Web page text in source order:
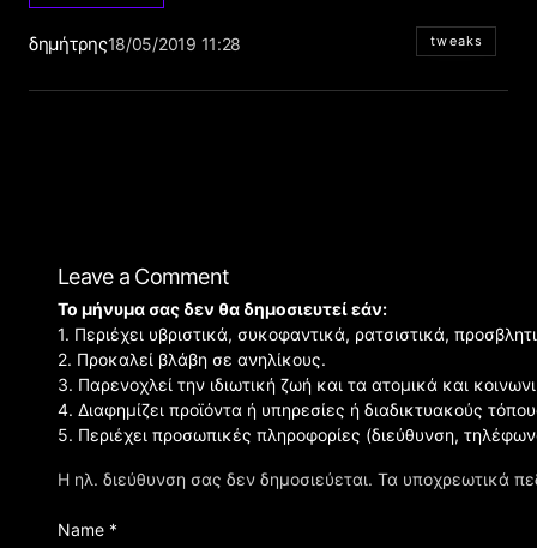
δημήτρης18/05/2019 11:28 tweaks
Leave a Comment
Η ηλ. διεύθυνση σας δεν δημοσιεύεται. Τα υποχρεωτικά
Το μήνυμα σας δεν θα δημοσιευτεί εάν:
1. Περιέχει υβριστικά, συκοφαντικά, ρατσιστικά,
2. Προκαλεί βλάβη σε ανηλίκους.
3. Παρενοχλεί την ιδιωτική ζωή και τα ατομικά και
4. Διαφημίζει προϊόντα ή υπηρεσίες ή διαδικτυακούς
5. Περιέχει προσωπικές πληροφορίες (διεύθυνση,
Name *